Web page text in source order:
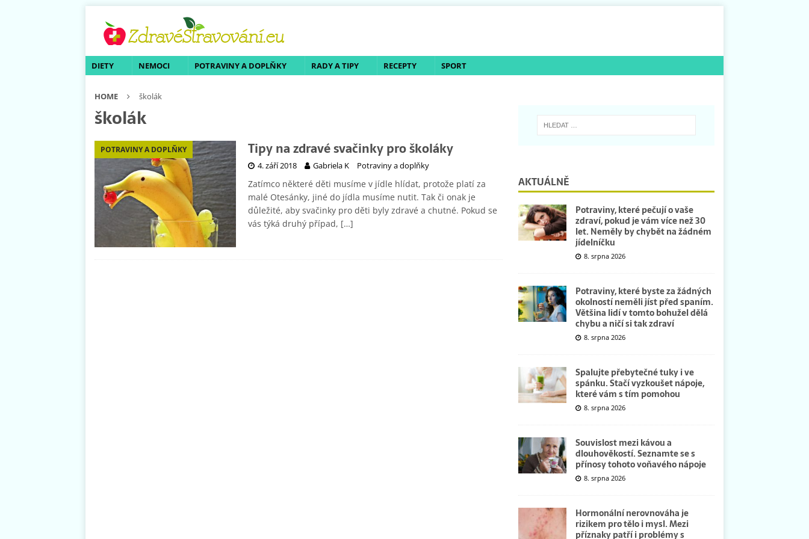
DIETY NEMOCI POTRAVINY A DOPLŇKY RADY A TIPY RECEPTY SPORT
HOME školák
školák
POTRAVINY A DOPLŇKY Tipy na zdravé svačinky pro školáky
4. září 2018 Gabriela K Potraviny a doplňky
Zatímco některé děti musíme v jídle hlídat, protože platí za
malé Otesánky, jiné do jídla musíme nutit. Tak či onak je
důležité, aby svačinky pro děti byly zdravé a chutné. Pokud se
vás týká druhý případ, […]
AKTUÁLNĚ
Potraviny, které pečují o vaše
zdraví, pokud je vám více než 30
let. Neměly by chybět na žádném
jídelníčku
8. srpna 2026
Potraviny, které byste za žádných
okolností neměli jíst před spaním.
Většina lidí v tomto bohužel dělá
chybu a ničí si tak zdraví
8. srpna 2026
Spalujte přebytečné tuky i ve
spánku. Stačí vyzkoušet nápoje,
které vám s tím pomohou
8. srpna 2026
Souvislost mezi kávou a
dlouhověkostí. Seznamte se s
přínosy tohoto voňavého nápoje
8. srpna 2026
Hormonální nerovnováha je
rizikem pro tělo i mysl. Mezi
příznaky patří i problémy s